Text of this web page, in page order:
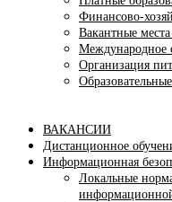
Финансово-
Вакантные
Международное
Организация
ВАКАНСИИ
Дистанционное
Информационная
Локальные